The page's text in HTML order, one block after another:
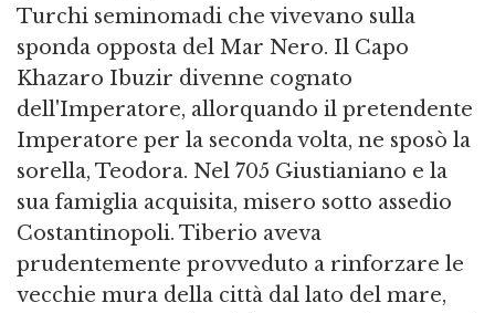
Turchi seminomadi che vivevano sulla
sponda opposta del Mar Nero. Il Capo
Khazaro Ibuzir divenne cognato
dell'Imperatore, allorquando il pretendente
Imperatore per la seconda volta, ne sposò la
sorella, Teodora. Nel 705 Giustianiano e la
sua famiglia acquisita, misero sotto assedio
Costantinopoli. Tiberio aveva
prudentemente provveduto a rinforzare le
vecchie mura della città dal lato del mare,